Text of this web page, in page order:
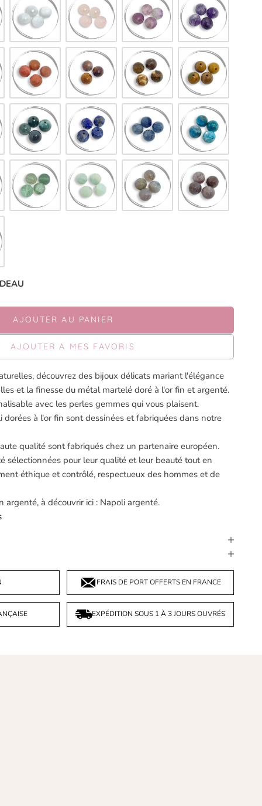
AJOUTER AU PANIER
AJOUTER A MES FAVORIS
découvrez des bijoux délicats mariant l'élégance
et la finesse du métal martelé doré à l'or fin et argenté.
avec les perles gemmes qui vous plaisent.
dorées à l'or fin sont dessinées et fabriquées dans notre
qualité sont fabriqués chez un partenaire européen.
sélectionnées pour leur qualité et leur beauté tout en
éthique et contrôlé, respectueux des hommes et de
argenté, à découvrir ici : Napoli argenté.
FRAIS DE PORT OFFERTS EN FRANCE
EXPÉDITION SOUS 1 À 3 JOURS OUVRÉS